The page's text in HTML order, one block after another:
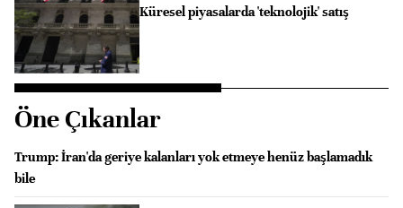
Küresel piyasalarda 'teknolojik' satış
Öne Çıkanlar
Trump: İran'da geriye kalanları yok etmeye henüz başlamadık
bile